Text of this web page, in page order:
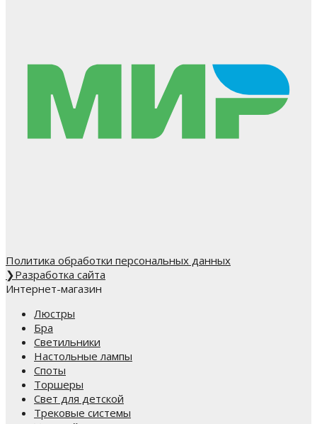
Политика обработки персональных данных
❯Разработка сайта
Интернет-магазин
Люстры
Бра
Светильники
Настольные лампы
Споты
Торшеры
Свет для детской
Трековые системы